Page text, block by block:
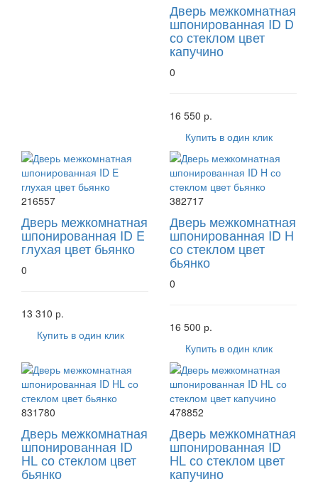
Дверь межкомнатная
шпонированная ID D
со стеклом цвет
капучино
0
16 550 р.
Купить в один клик
216557
Дверь межкомнатная
шпонированная ID E
глухая цвет бьянко
0
13 310 р.
Купить в один клик
382717
Дверь межкомнатная
шпонированная ID H
со стеклом цвет
бьянко
0
16 500 р.
Купить в один клик
831780
Дверь межкомнатная
шпонированная ID
HL со стеклом цвет
бьянко
478852
Дверь межкомнатная
шпонированная ID
HL со стеклом цвет
капучино